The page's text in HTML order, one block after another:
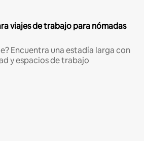
viajes de trabajo para nómadas
Encuentra una estadía larga con
y espacios de trabajo